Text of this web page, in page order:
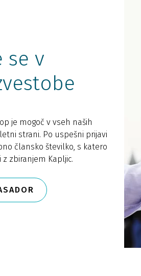
se v
je mogoč v vseh naših
strani. Po uspešni prijavi
člansko številko, s katero
zbiranjem Kapljic.
Naj
ob